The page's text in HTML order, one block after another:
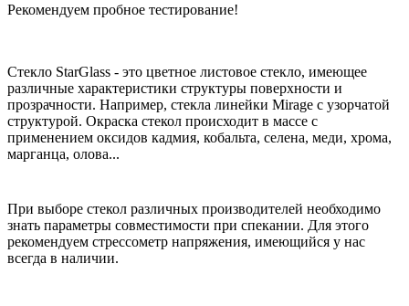
Рекомендуем пробное тестирование!
Стекло StarGlass - это цветное листовое стекло, имеющее
различные характеристики структуры поверхности и
прозрачности. Например, стекла линейки Mirage с узорчатой
структурой. Окраска стекол происходит в массе с
применением оксидов кадмия, кобальта, селена, меди, хрома,
марганца, олова...
При выборе стекол различных производителей необходимо
знать параметры совместимости при спекании. Для этого
рекомендуем стрессометр напряжения, имеющийся у нас
всегда в наличии.